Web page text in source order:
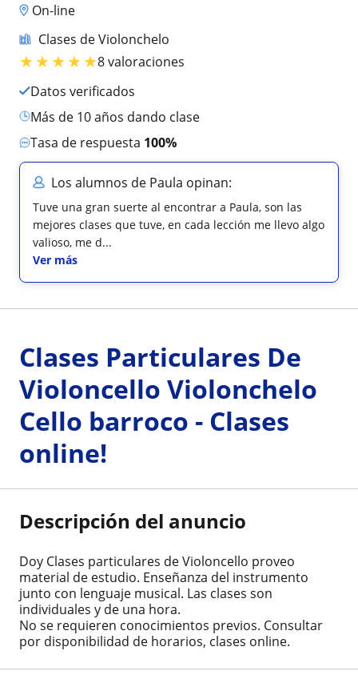
On-line
Clases de Violonchelo
★★★★★8 valoraciones
Datos verificados
más de 10 años dando clase
Tasa de respuesta 100%
Los alumnos de Paula opinan:
Tuve una gran suerte al encontrar a Paula, son las
mejores clases que tuve, en cada lección me llevo algo
valioso, me d...
Ver más
Clases Particulares De
Violoncello Violonchelo
Cello barroco - Clases
online!
Descripción del anuncio
Doy Clases particulares de Violoncello proveo
material de estudio. Enseñanza del instrumento
junto con lenguaje musical. Las clases son
individuales y de una hora.
No se requieren conocimientos previos. Consultar
por disponibilidad de horarios, clases online.